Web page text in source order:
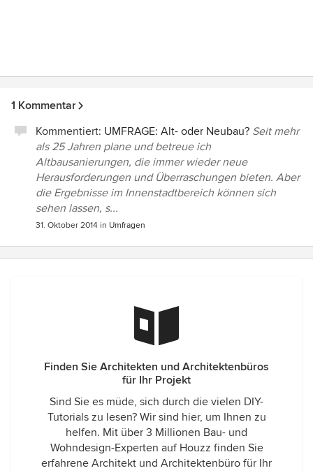
1 Kommentar
Kommentiert: UMFRAGE: Alt- oder Neubau? Seit mehr
als 25 Jahren plane und betreue ich
Altbausanierungen, die immer wieder neue
Herausforderungen und Überraschungen bieten. Aber
die Ergebnisse im Innenstadtbereich können sich
sehen lassen, s...
31. Oktober 2014 in Umfragen
Finden Sie Architekten und Architektenbüros
für Ihr Projekt
Sind Sie es müde, sich durch die vielen DIY-
Tutorials zu lesen? Wir sind hier, um Ihnen zu
helfen. Mit über 3 Millionen Bau- und
Wohndesign-Experten auf Houzz finden Sie
erfahrene Architekt und Architektenbüro für Ihr